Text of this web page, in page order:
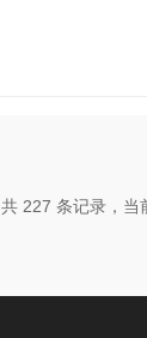
共 227 条记录，